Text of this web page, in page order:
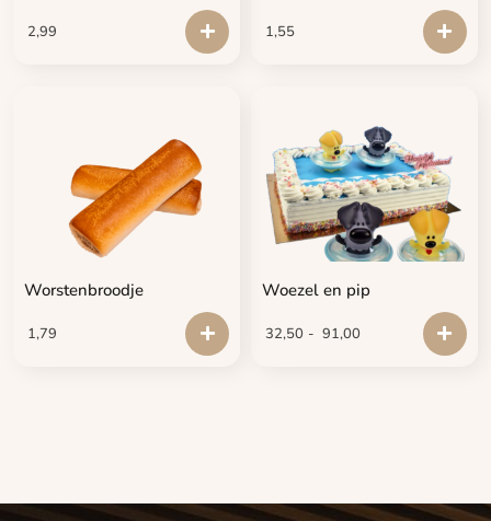
2,99 1,55
Worstenbroodje
1,79
Woezel en pip
32,50 - 91,00